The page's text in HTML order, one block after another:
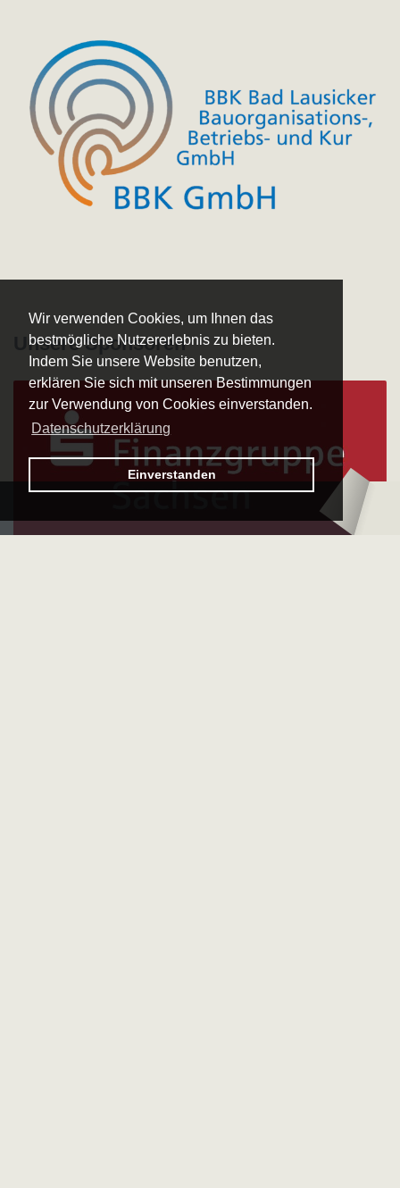
Wir verwenden Cookies, um Ihnen das
bestmögliche Nutzererlebnis zu bieten.
Indem Sie unsere Website benutzen,
erklären Sie sich mit unseren Bestimmungen
zur Verwendung von Cookies einverstanden.
Datenschutzerklärung
Einverstanden
Logo – Sächsische Bläserphilharmonie
Logo –
Unsere Sponsoren